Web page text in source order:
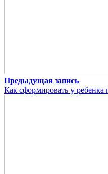
Предыдущая запись
Как сформировать у